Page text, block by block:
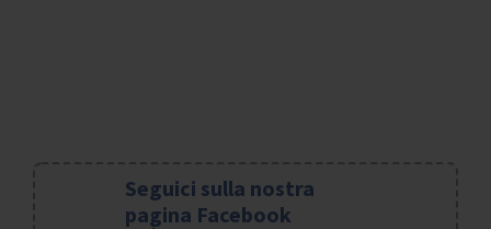
Seguici sulla nostra
pagina Facebook